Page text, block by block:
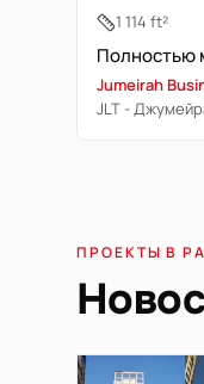
1 114 ft²
Jumeirah
JLT -
ПРОЕКТЫ В